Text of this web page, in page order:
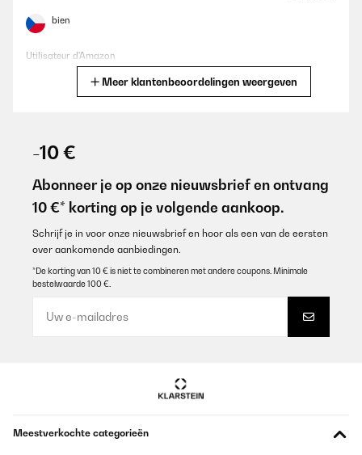
bien
Utilisateur d'Amazon
calor y es constante
Usuario/a de amazon
Vertaal
GECONTROLEERDE BEOORDELING
conforme a la description et fonctionne bien
22/04/2025
Meer klantenbeoordelingen weergeven
-10 €
Abonneer je op onze nieuwsbrief en ontvang
10 €* korting op je volgende aankoop.
Schrijf je in voor onze nieuwsbrief en hoor als een van de eersten
over aankomende aanbiedingen.
*De korting van 10 € is niet te combineren met andere coupons. Minimale
bestelwaarde 100 €.
Meestverkochte categorieën